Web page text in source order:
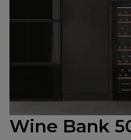
Wine Bank